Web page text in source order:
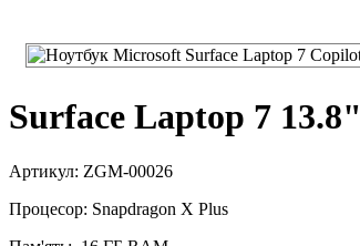
Surface Laptop 7 13.8"
Артикул: ZGM-00026
Процесор: Snapdragon X Plus